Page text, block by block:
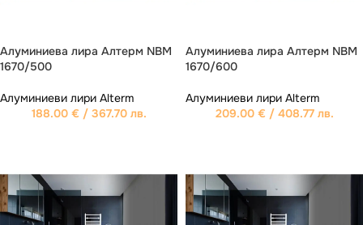
Алуминиева лира Aлтерм NBM
1670/500
Алуминиеви лири Alterm
188.00 € / 367.70 лв.
Алуминиева лира Aлтерм NBM
1670/600
Алуминиеви лири Alterm
209.00 € / 408.77 лв.